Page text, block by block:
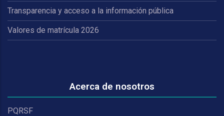
Transparencia y acceso a la información pública
Valores de matrícula 2026
Acerca de nosotros
PQRSF